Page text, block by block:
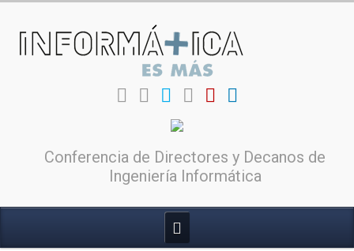
Conferencia de Directores y Decanos de
Ingeniería Informática